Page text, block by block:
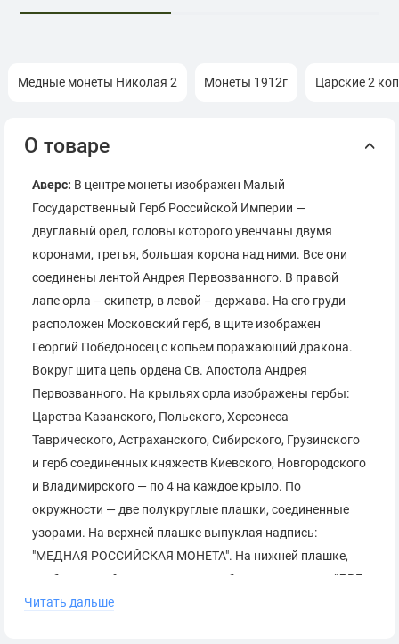
Медные монеты Николая 2 Монеты 1912г Царские 2
О товаре
Аверс: В центре монеты изображен Малый
Государственный Герб Российской Империи —
двуглавый орел, головы которого увенчаны двумя
коронами, третья, большая корона над ними. Все они
соединены лентой Андрея Первозванного. В правой
лапе орла – скипетр, в левой – держава. На его груди
расположен Московский герб, в щите изображен
Георгий Победоносец с копьем поражающий дракона.
Вокруг щита цепь ордена Св. Апостола Андрея
Первозванного. На крыльях орла изображены гербы:
Царства Казанского, Польского, Херсонеса
Таврического, Астраханского, Сибирского, Грузинского
и герб соединенных княжеств Киевского, Новгородского
и Владимирского — по 4 на каждое крыло. По
окружности — две полукруглые плашки, соединенные
узорами. На верхней плашке выпуклая надпись:
"МЕДНАЯ РОССИЙСКАЯ МОНЕТА". На нижней плашке,
изображенной в виде ленты, углубленная надпись: "ДВЕ
КОПЕЙКИ".
Читать дальше